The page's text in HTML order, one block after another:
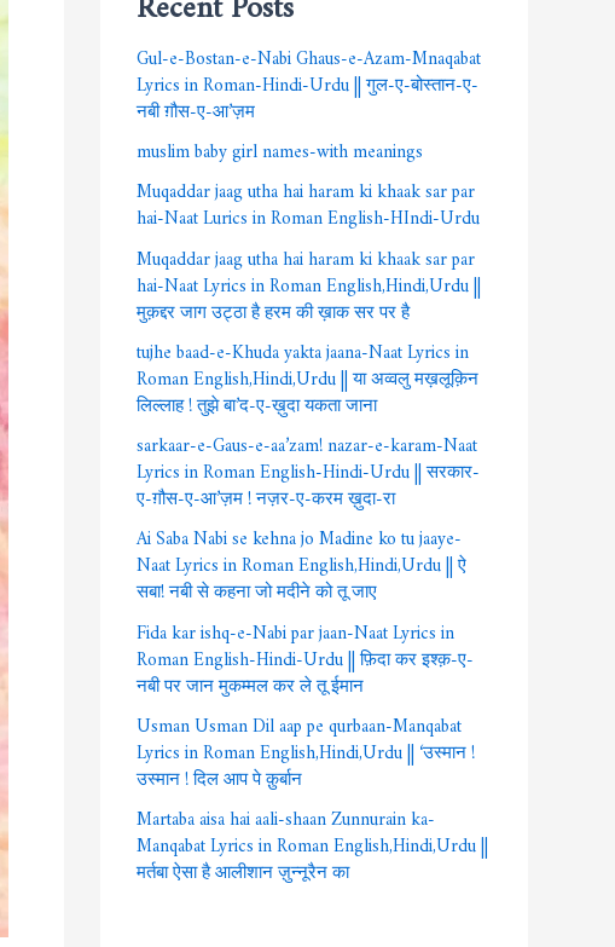
Gul-e-Bostan-e-Nabi Ghaus-e-Azam-Mnaqabat
Lyrics in Roman-Hindi-Urdu || गुल-ए-बोस्तान-ए-
नबी ग़ौस-ए-आ’ज़म
muslim baby girl names-with meanings
Muqaddar jaag utha hai haram ki khaak sar par
hai-Naat Lurics in Roman English-HIndi-Urdu
Muqaddar jaag utha hai haram ki khaak sar par
hai-Naat Lyrics in Roman English,Hindi,Urdu ||
मुक़द्दर जाग उट्ठा है हरम की ख़ाक सर पर है
tujhe baad-e-Khuda yakta jaana-Naat Lyrics in
Roman English,Hindi,Urdu || या अव्वलु मख़लूक़िन
लिल्लाह ! तुझे बा’द-ए-ख़ुदा यकता जाना
sarkaar-e-Gaus-e-aa’zam! nazar-e-karam-Naat
Lyrics in Roman English-Hindi-Urdu || सरकार-
ए-ग़ौस-ए-आ’ज़म ! नज़र-ए-करम ख़ुदा-रा
Ai Saba Nabi se kehna jo Madine ko tu jaaye-
Naat Lyrics in Roman English,Hindi,Urdu || ऐ
सबा! नबी से कहना जो मदीने को तू जाए
Fida kar ishq-e-Nabi par jaan-Naat Lyrics in
Roman English-Hindi-Urdu || फ़िदा कर इश्क़-ए-
नबी पर जान मुकम्मल कर ले तू ईमान
Usman Usman Dil aap pe qurbaan-Manqabat
Lyrics in Roman English,Hindi,Urdu || ‘उस्मान !
उस्मान ! दिल आप पे क़ुर्बान
Martaba aisa hai aali-shaan Zunnurain ka-
Manqabat Lyrics in Roman English,Hindi,Urdu ||
मर्तबा ऐसा है आलीशान ज़ुन्नूरैन का